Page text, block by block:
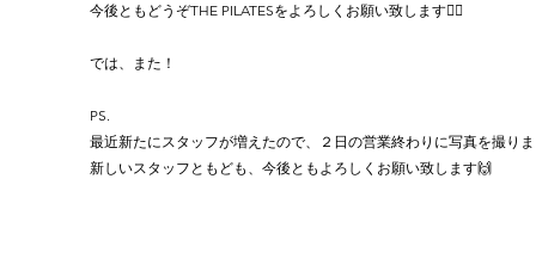
今後ともどうぞTHE PILATESをよろしくお願い致します🙇‍♂️
では、また！
PS.
最近新たにスタッフが増えたので、２日の営業終わりに写真を撮り
新しいスタッフともども、今後ともよろしくお願い致します🙌